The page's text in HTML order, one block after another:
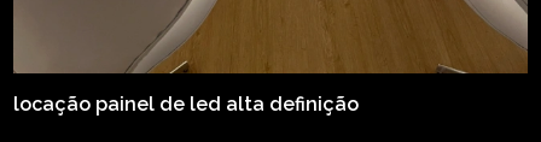
locação painel de led alta definição